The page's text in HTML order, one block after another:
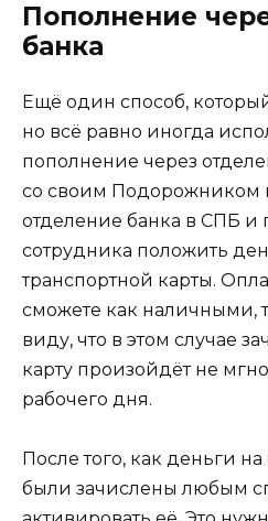
Пополнение
банка
Ещё один способ,
но всё равно иногда
пополнение через
со своим Подорожником
отделение банка в СПБ и
сотрудника положить
транспортной карты.
сможете как наличными,
виду, что в этом случае
карту произойдёт не
рабочего дня.
После того, как деньги
были зачислены любым